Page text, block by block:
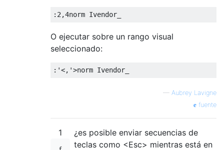
O ejecutar sobre un rango visual
seleccionado:
— Aubrey Lavigne
fuente
1
¿es posible enviar secuencias de
teclas como <Esc> mientras está en